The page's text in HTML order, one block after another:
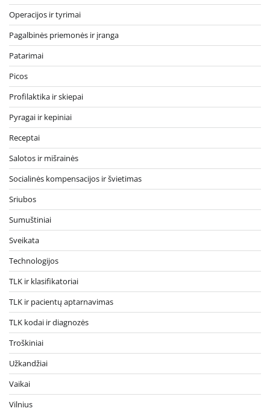
Operacijos ir tyrimai
Pagalbinės priemonės ir įranga
Patarimai
Picos
Profilaktika ir skiepai
Pyragai ir kepiniai
Receptai
Salotos ir mišrainės
Socialinės kompensacijos ir švietimas
Sriubos
Sumuštiniai
Sveikata
Technologijos
TLK ir klasifikatoriai
TLK ir pacientų aptarnavimas
TLK kodai ir diagnozės
Troškiniai
Užkandžiai
Vaikai
Vilnius